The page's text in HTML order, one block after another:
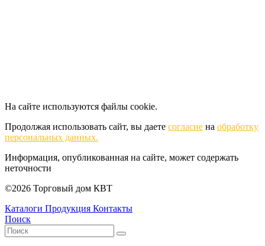
На сайте используются файлы cookie.
Продолжая использовать сайт, вы даете согласие на обработку
персональных данных.
Информация, опубликованная на сайте, может содержать
неточности
©2026 Торговый дом КВТ
Каталоги Продукция Контакты
Поиск